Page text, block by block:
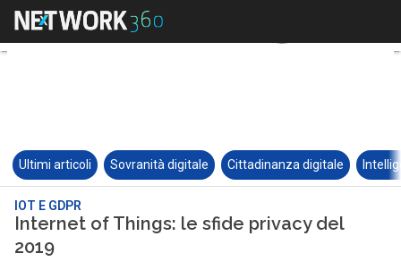
Ultimi articoli Sovranità digitale Cittadinanza digitale
IOT E GDPR
Internet of Things: le sfide privacy del
2019